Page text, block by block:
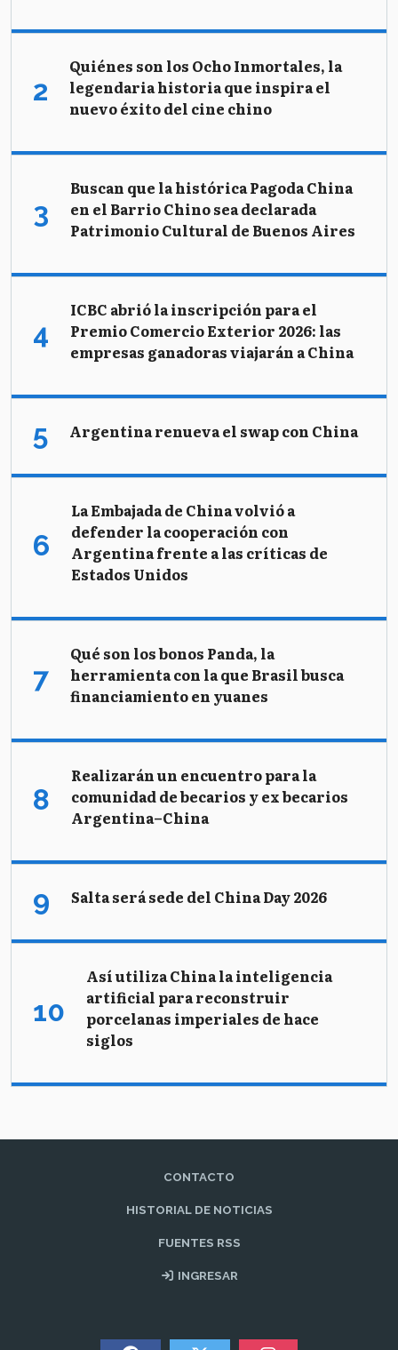
Quiénes son los Ocho Inmortales, la
legendaria historia que inspira el
nuevo éxito del cine chino
Buscan que la histórica Pagoda China
en el Barrio Chino sea declarada
Patrimonio Cultural de Buenos Aires
ICBC abrió la inscripción para el
Premio Comercio Exterior 2026: las
empresas ganadoras viajarán a China
Argentina renueva el swap con China
La Embajada de China volvió a
defender la cooperación con
Argentina frente a las críticas de
Estados Unidos
Qué son los bonos Panda, la
herramienta con la que Brasil busca
financiamiento en yuanes
Realizarán un encuentro para la
comunidad de becarios y ex becarios
Argentina–China
Salta será sede del China Day 2026
Así utiliza China la inteligencia
artificial para reconstruir
porcelanas imperiales de hace
siglos
CONTACTO
HISTORIAL DE NOTICIAS
FUENTES RSS
INGRESAR